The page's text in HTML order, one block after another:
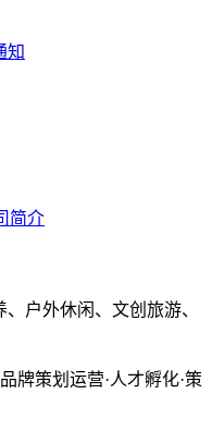
知
简介
户外休闲、文创旅游、
牌策划运营·人才孵化·策